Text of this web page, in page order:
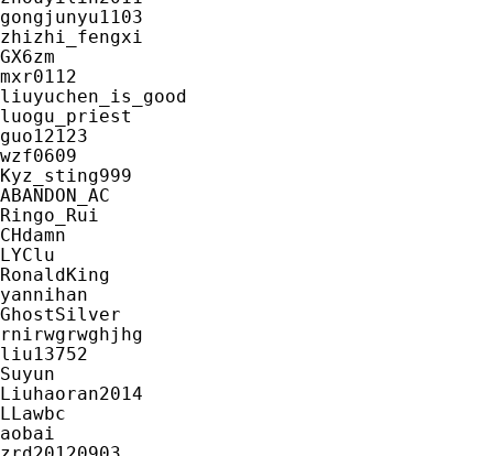
gongjunyu1103
zhizhi_fengxi
GX6zm
mxr0112
liuyuchen_is_good
luogu_priest
guo12123
wzf0609
Kyz_sting999
ABANDON_AC
Ringo_Rui
CHdamn
LYClu
RonaldKing
yannihan
GhostSilver
rnirwgrwghjhg
liu13752
Suyun
Liuhaoran2014
LLawbc
aobai